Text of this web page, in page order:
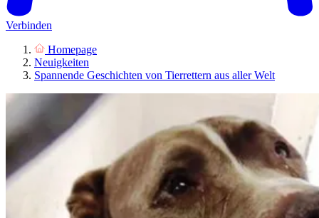
Verbinden
Homepage
Neuigkeiten
Spannende Geschichten von Tierrettern aus aller Welt